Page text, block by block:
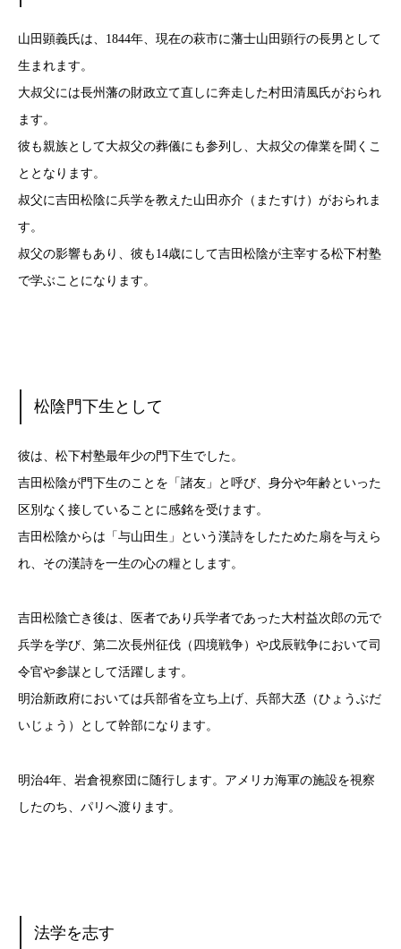
山田顕義氏は、1844年、現在の萩市に藩士山田顕行の長男として
生まれます。
大叔父には長州藩の財政立て直しに奔走した村田清風氏がおられ
ます。
彼も親族として大叔父の葬儀にも参列し、大叔父の偉業を聞くこ
ととなります。
叔父に吉田松陰に兵学を教えた山田亦介（またすけ）がおられま
す。
叔父の影響もあり、彼も14歳にして吉田松陰が主宰する松下村塾
で学ぶことになります。
松陰門下生として
彼は、松下村塾最年少の門下生でした。
吉田松陰が門下生のことを「諸友」と呼び、身分や年齢といった
区別なく接していることに感銘を受けます。
吉田松陰からは「与山田生」という漢詩をしたためた扇を与えら
れ、その漢詩を一生の心の糧とします。
吉田松陰亡き後は、医者であり兵学者であった大村益次郎の元で
兵学を学び、第二次長州征伐（四境戦争）や戊辰戦争において司
令官や参謀として活躍します。
明治新政府においては兵部省を立ち上げ、兵部大丞（ひょうぶだ
いじょう）として幹部になります。
明治4年、岩倉視察団に随行します。アメリカ海軍の施設を視察
したのち、パリへ渡ります。
法学を志す